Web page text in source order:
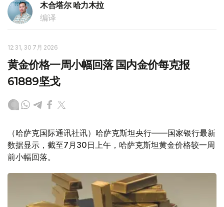
木合塔尔 哈力木拉
编译
12:31, 30 7月 2026
黄金价格一周小幅回落 国内金价每克报
61889坚戈
（哈萨克国际通讯社讯）哈萨克斯坦央行——国家银行最新
数据显示，截至7月30日上午，哈萨克斯坦黄金价格较一周
前小幅回落。